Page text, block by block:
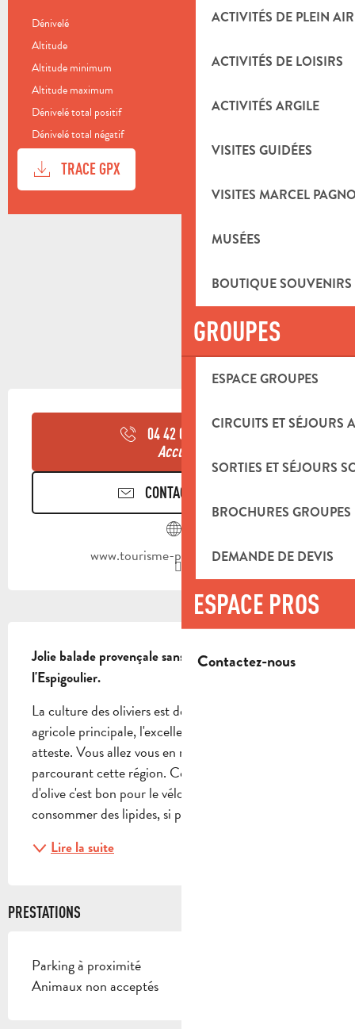
ACTIVITÉS DE PLEIN AIR
ACTIVITÉS DE LOISIRS
ACTIVITÉS ARGILE
VISITES GUIDÉES
VISITES MARCEL
MUSÉES
BOUTIQUE
GROUPES
ESPACE GROUPES
CIRCUITS ET SÉJOURS
SORTIES ET SÉJOURS
BROCHURES GROUPES
DEMANDE DE DEVIS
ESPACE PROS
Contactez-nous
Dénivelé 1693 m
Altitude
Altitude minimum 107 m
Altitude maximum
Dénivelé total positif 1694 m
Dénivelé total négatif -1694 m
DOCUMENTATION
TRACE GPX
OUVERTURE ET COORDONNÉES
04 42 03 49 ▒▒
Accueil
CONTACTEZ-NOUS
www.tourisme-paysdaubagne.fr
Jolie balade provençale sans difficulté majeure avant
l'Espigoulier.
La culture des oliviers est devenue ici l'activité
agricole principale, l'excellente huile produite en
atteste. Vous allez vous en rendre compte en
parcourant cette région. Conseil du coach, l’huile
d'olive c'est bon pour le vélo, il faut, en effet,
consommer des lipides, si possible des bons comme...
Lire la suite
PRESTATIONS
Parking à proximité
Animaux non acceptés